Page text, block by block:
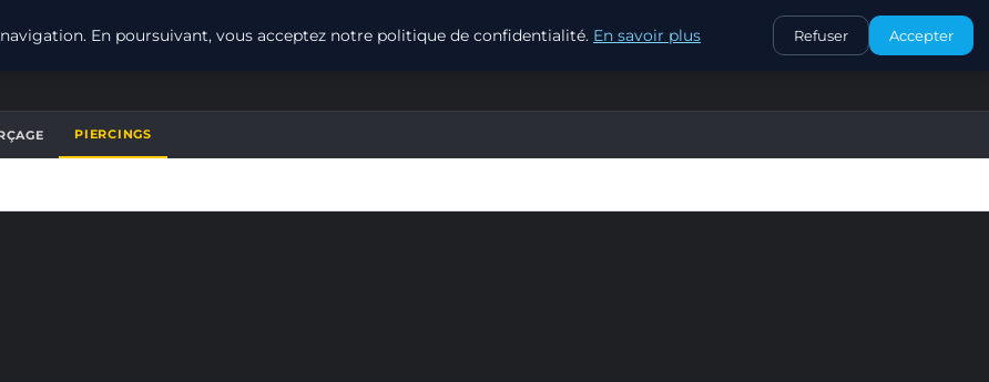
CONTACT
PIERCINGS
En poursuivant, vous acceptez notre politique de confidentialité. En savoir plus Refuser Accepter